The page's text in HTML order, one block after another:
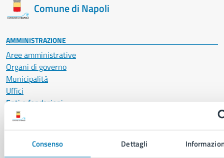
Consenso Dettagli
Comune di Napoli
AMMINISTRAZIONE
Aree amministrative
Organi di governo
Municipalità
Uffici
Enti e fondazioni
Politici
Documenti e dati
Intranet, posta aziendale e protocollo